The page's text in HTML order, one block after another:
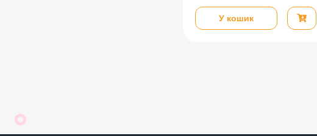
У кошик